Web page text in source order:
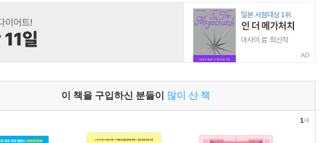
AD
이 책을 구입하신 분들이 많이 산 책
1/4